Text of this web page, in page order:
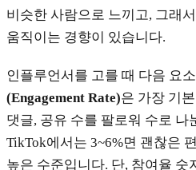
비슷한 사람으로 느끼고, 그래
움직이는 경향이 있습니다.
인플루언서를 고를 때 다음 요
(Engagement Rate)은 가장 기
댓글, 공유 수를 팔로워 수로 나
TikTok에서는 3~6%면 괜찮은
높은 수준입니다. 단, 참여율 숫